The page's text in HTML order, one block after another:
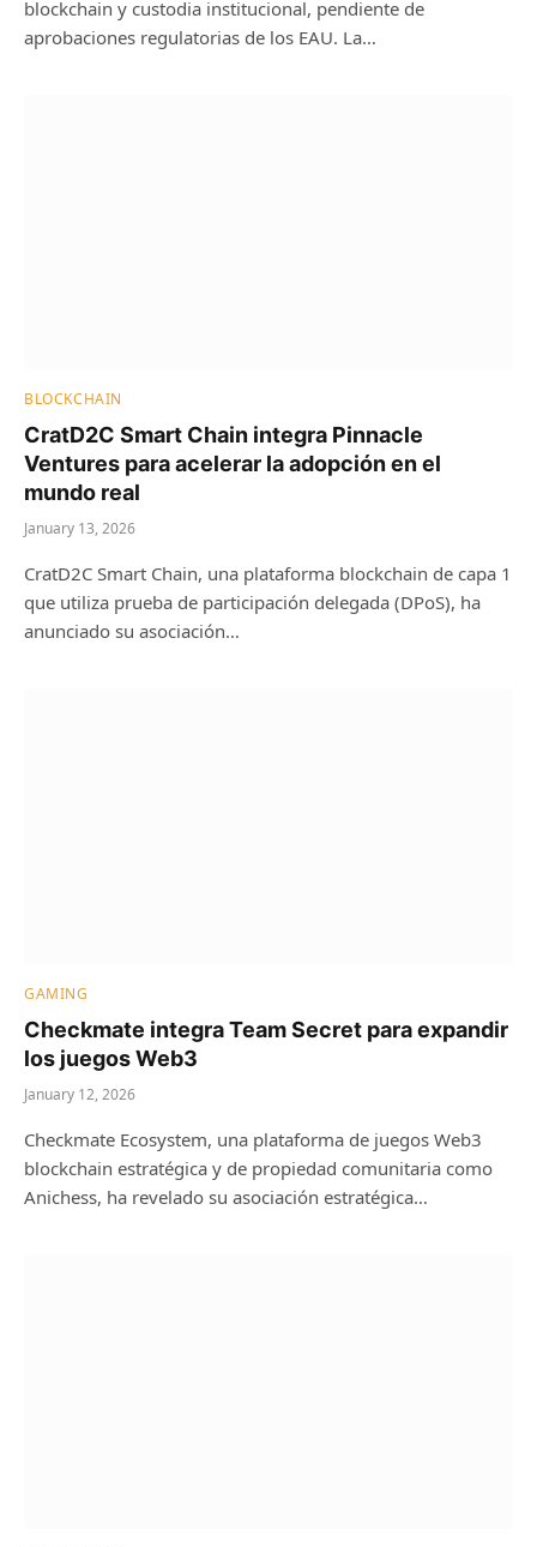
blockchain y custodia institucional, pendiente de
aprobaciones regulatorias de los EAU. La…
BLOCKCHAIN
CratD2C Smart Chain integra Pinnacle
Ventures para acelerar la adopción en el
mundo real
January 13, 2026
CratD2C Smart Chain, una plataforma blockchain de capa 1
que utiliza prueba de participación delegada (DPoS), ha
anunciado su asociación…
GAMING
Checkmate integra Team Secret para expandir
los juegos Web3
January 12, 2026
Checkmate Ecosystem, una plataforma de juegos Web3
blockchain estratégica y de propiedad comunitaria como
Anichess, ha revelado su asociación estratégica…